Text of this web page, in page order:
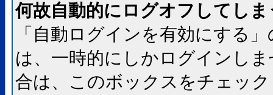
何故自動的にログオフしてし
「自動ログインを有効にする
は、一時的にしかログインし
合は、このボックスをチェッ